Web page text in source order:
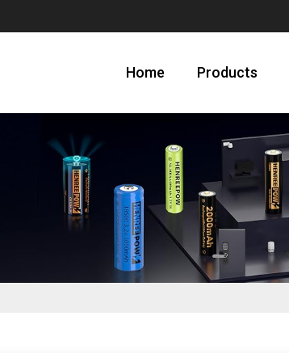
Home Products